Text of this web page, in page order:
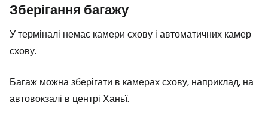
Зберігання багажу
У терміналі немає камери схову і автоматичних камер
схову.
Багаж можна зберігати в камерах схову, наприклад, на
автовокзалі в центрі Ханьї.